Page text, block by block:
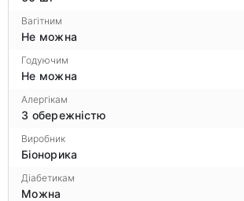
Вагітним
Не можна
Годуючим
Не можна
Алергікам
З обережністю
Виробник
Біонорика
Діабетикам
Можна